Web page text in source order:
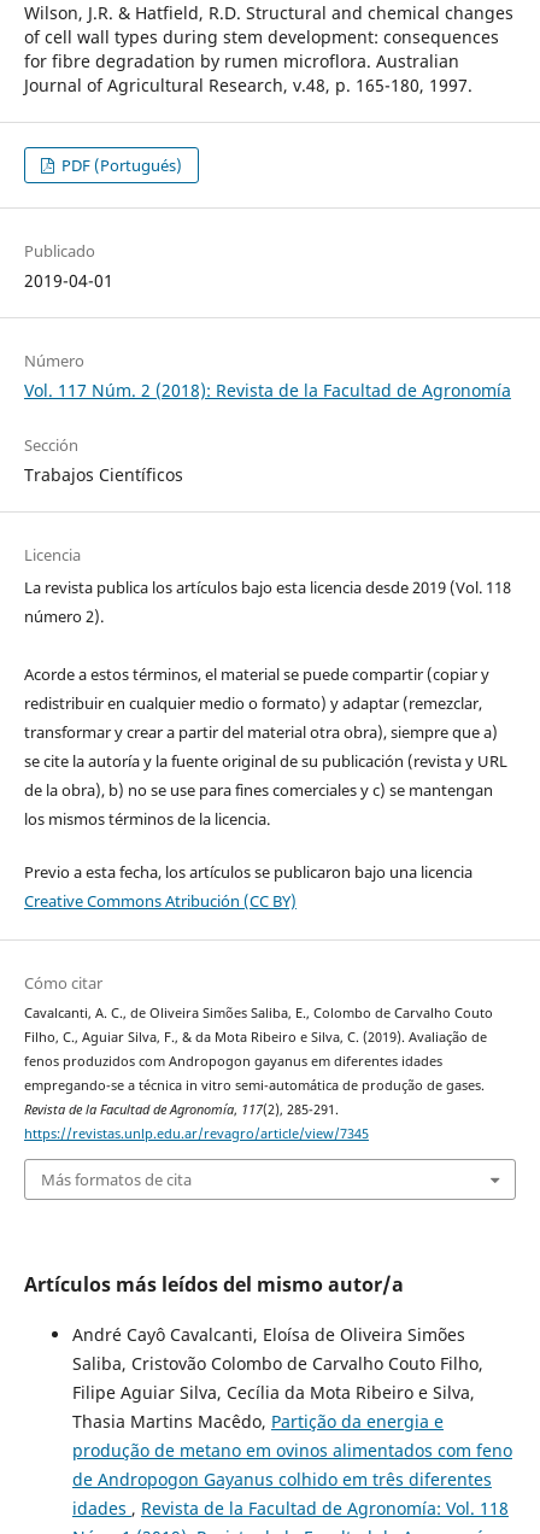
Wilson, J.R. & Hatfield, R.D. Structural and chemical changes
of cell wall types during stem development: consequences
for fibre degradation by rumen microflora. Australian
Journal of Agricultural Research, v.48, p. 165-180, 1997.
PDF (Portugués)
Publicado
2019-04-01
Número
Vol. 117 Núm. 2 (2018): Revista de la Facultad de Agronomía
Sección
Trabajos Científicos
Licencia
La revista publica los artículos bajo esta licencia desde 2019 (Vol. 118
número 2).
Acorde a estos términos, el material se puede compartir (copiar y
redistribuir en cualquier medio o formato) y adaptar (remezclar,
transformar y crear a partir del material otra obra), siempre que a)
se cite la autoría y la fuente original de su publicación (revista y URL
de la obra), b) no se use para fines comerciales y c) se mantengan
los mismos términos de la licencia.
Previo a esta fecha, los artículos se publicaron bajo una licencia
Creative Commons Atribución (CC BY)
Cómo citar
Cavalcanti, A. C., de Oliveira Simões Saliba, E., Colombo de Carvalho Couto
Filho, C., Aguiar Silva, F., & da Mota Ribeiro e Silva, C. (2019). Avaliação de
fenos produzidos com Andropogon gayanus em diferentes idades
empregando-se a técnica in vitro semi-automática de produção de gases.
Revista de la Facultad de Agronomía, 117(2), 285-291.
https://revistas.unlp.edu.ar/revagro/article/view/7345
Más formatos de cita
Artículos más leídos del mismo autor/a
André Cayô Cavalcanti, Eloísa de Oliveira Simões
Saliba, Cristovão Colombo de Carvalho Couto Filho,
Filipe Aguiar Silva, Cecília da Mota Ribeiro e Silva,
Thasia Martins Macêdo, Partição da energia e
produção de metano em ovinos alimentados com feno
de Andropogon Gayanus colhido em três diferentes
idades , Revista de la Facultad de Agronomía: Vol. 118